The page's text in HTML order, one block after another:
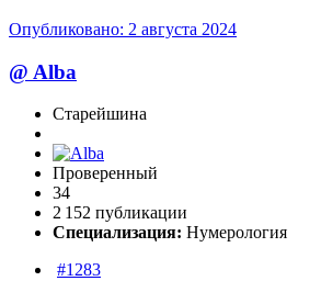
Опубликовано: 2 августа 2024
@ Alba
Старейшина
Проверенный
34
2 152 публикации
Специализация: Нумерология
#1283